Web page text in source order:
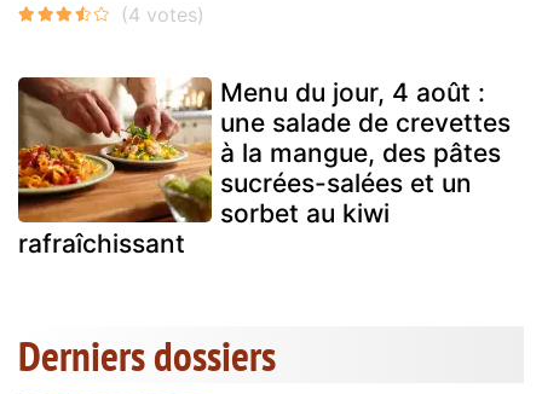
Menu du jour, 4 août :
une salade de crevettes
à la mangue, des pâtes
sucrées-salées et un
sorbet au kiwi
rafraîchissant
Derniers dossiers